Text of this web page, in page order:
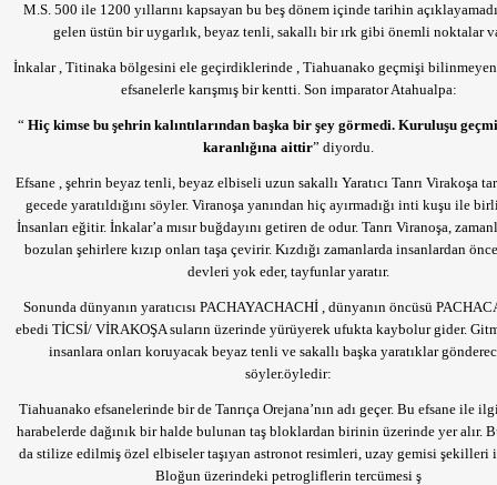
M.S. 500 ile 1200 yıllarını kapsayan bu beş dönem içinde tarihin
gelen üstün bir uygarlık, beyaz tenli, sakallı bir ırk gibi önemli noktalar
İnkalar , Titinaka bölgesini ele geçirdiklerinde , Tiahuanako geçmişi
efsanelerle karışmış bir kentti. Son imparator Atahualpa:
“ Hiç kimse bu şehrin kalıntılarından başka bir şey görmedi. Kuruluşu
karanlığına aittir” diyordu.
Efsane , şehrin beyaz tenli, beyaz elbiseli uzun sakallı Yaratıcı Tanrı Virakoşa
gecede yaratıldığını söyler. Viranoşa yanından hiç ayırmadığı inti kuşu ile
İnsanları eğitir. İnkalar’a mısır buğdayını getiren de odur. Tanrı Viranoşa,
bozulan şehirlere kızıp onları taşa çevirir. Kızdığı zamanlarda insanlardan
devleri yok eder, tayfunlar yaratır.
Sonunda dünyanın yaratıcısı PACHAYACHACHİ , dünyanın öncüsü
ebedi TİCSİ/ VİRAKOŞAsuların üzerinde yürüyerek ufukta kaybolur gider.
insanlara onları koruyacak beyaz tenli ve sakallı başka yaratıklar
söyler.öyledir:
Tiahuanako efsanelerinde bir de Tanrıça Orejana’nın adı geçer. Bu efsane ile
harabelerde dağınık bir halde bulunan taş bloklardan birinin üzerinde yer alır.
da stilize edilmiş özel elbiseler taşıyan astronot resimleri, uzay gemisi şekilleri
Bloğun üzerindeki petrogliflerin tercümesi ş